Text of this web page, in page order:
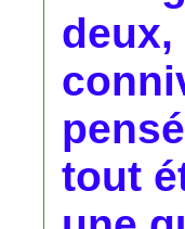
tout